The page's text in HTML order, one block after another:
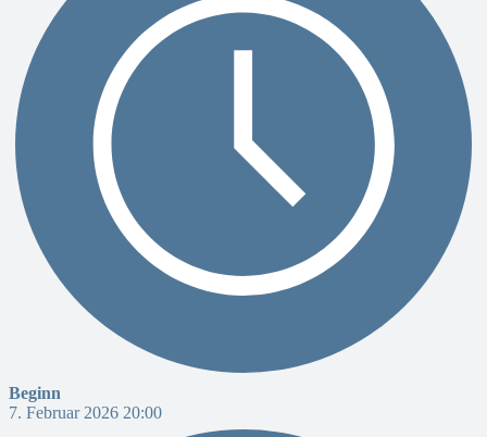
Beginn
7. Februar 2026 20:00